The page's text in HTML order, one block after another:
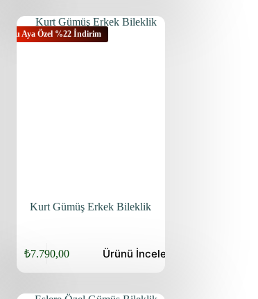
₺7.790,00.
Bu Aya Özel %22 İndirim
Kurt Gümüş Erkek Bileklik
Orijinal
fiyat:
₺7.790,00
Şu
andaki
Ürünü İncele